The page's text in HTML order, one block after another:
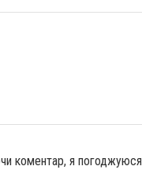
коментар, я